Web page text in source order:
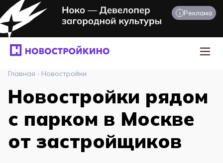
i Реклама
Главная · Новостройки
Новостройки рядом
с парком в Москве
от застройщиков